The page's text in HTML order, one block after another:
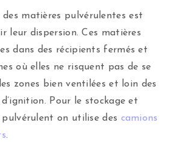
matières pulvérulentes est
leur dispersion. Ces matières
dans des récipients fermés et
où elles ne risquent pas de se
zones bien ventilées et loin des
Pour le stockage et
on utilise des camions
.